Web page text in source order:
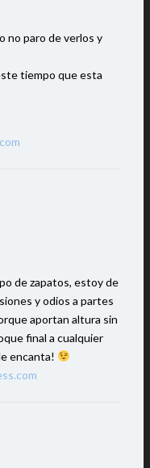
no paro de verlos y
tiempo que esta
de zapatos, estoy de
y odios a partes
aportan altura sin
final a cualquier
encanta!